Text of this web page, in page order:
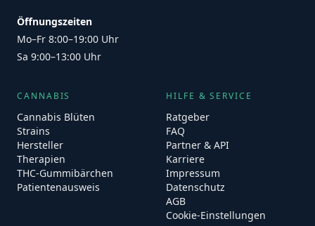
Öffnungszeiten
Mo–Fr 8:00–19:00 Uhr
Sa 9:00–13:00 Uhr
CANNABIS
Cannabis Blüten
Strains
Hersteller
Therapien
THC-Gummibärchen
Patientenausweis
HILFE & SERVICE
Ratgeber
FAQ
Partner & API
Karriere
Impressum
Datenschutz
AGB
Cookie-Einstellungen